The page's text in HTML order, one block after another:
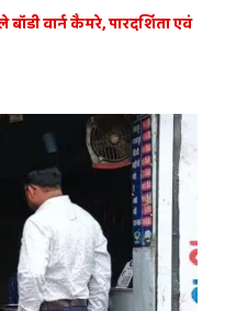
वार्न कैमरे, पारदर्शिता एवं